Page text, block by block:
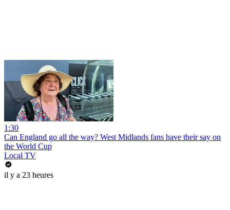
1:30
Can England go all the way? West Midlands fans have their say on
the World Cup
Local TV
il y a 23 heures